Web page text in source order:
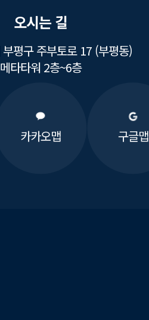
오시는 길
평구 주부토로 17 (부평동)
메타타워 2층~6층
카카오맵 구글맵